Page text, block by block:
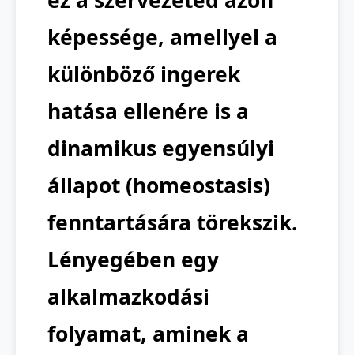
képessége, amellyel a
különböző ingerek
hatása ellenére is a
dinamikus egyensúlyi
állapot (homeostasis)
fenntartására törekszik.
Lényegében egy
alkalmazkodási
folyamat, aminek a